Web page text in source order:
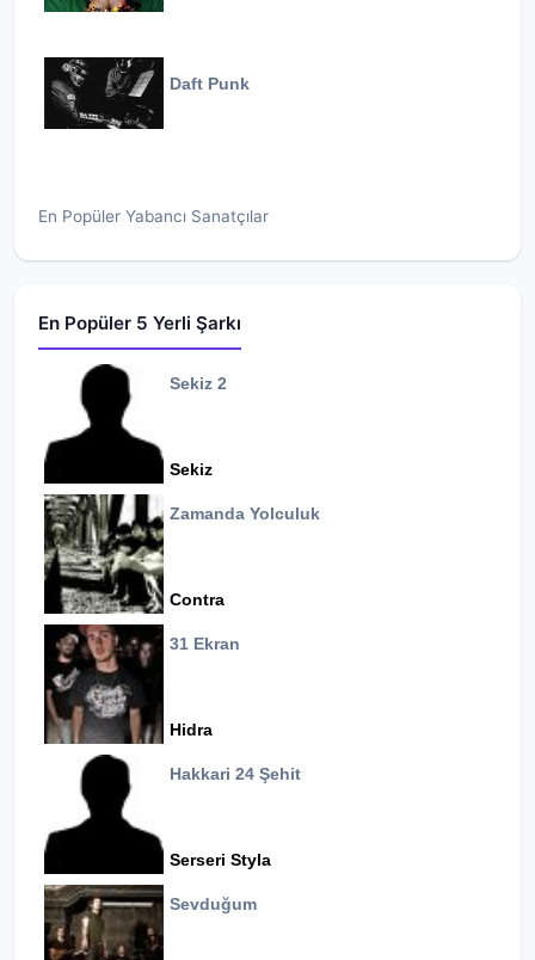
Daft Punk
En Popüler Yabancı Sanatçılar
En Popüler 5 Yerli Şarkı
Sekiz 2
Sekiz
Zamanda Yolculuk
Contra
31 Ekran
Hidra
Hakkari 24 Şehit
Serseri Styla
Sevduğum